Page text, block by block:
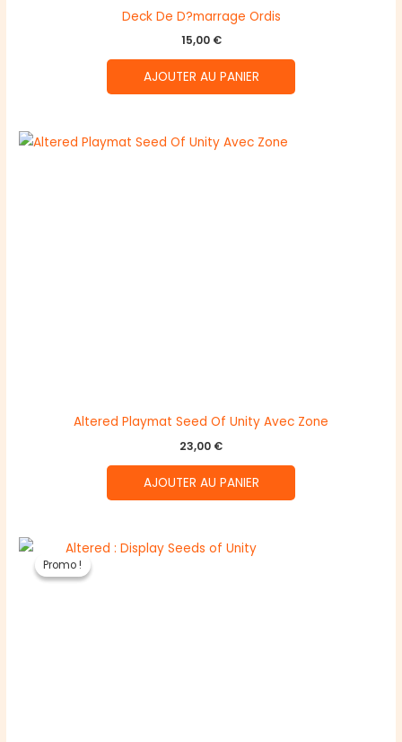
Deck De D?marrage Ordis
15,00 €
AJOUTER AU PANIER
Altered Playmat Seed Of Unity Avec Zone
23,00 €
AJOUTER AU PANIER
Promo !
Promo !